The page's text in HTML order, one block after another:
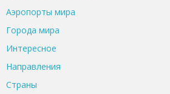
Аэропорты мира
Города мира
Интересное
Направления
Страны